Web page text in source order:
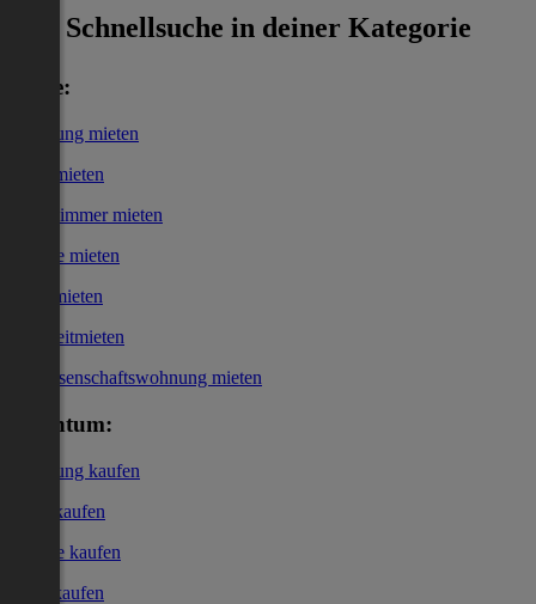
Schnellsuche in deiner Kategorie
Miete:
Wohnung mieten
Haus mieten
WG-Zimmer mieten
Garage mieten
Büro mieten
Kurzzeitmieten
Genossenschaftswohnung mieten
Eigentum:
Wohnung kaufen
Haus kaufen
Garage kaufen
Büro kaufen